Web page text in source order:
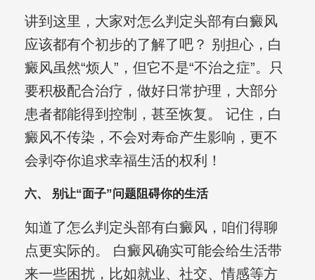
讲到这里，大家对怎么判定头部有白癜风
应该都有个初步的了解了吧？ 别担心，白
癜风虽然“烦人”，但它不是“不治之症”。只
要积极配合治疗，做好日常护理，大部分
患者都能得到控制，甚至恢复。 记住，白
癜风不传染，不会对寿命产生影响，更不
会剥夺你追求幸福生活的权利！
六、 别让“面子”问题阻碍你的生活
知道了怎么判定头部有白癜风，咱们得聊
点更实际的。 白癜风确实可能会给生活带
来一些困扰，比如就业、社交、情感等方